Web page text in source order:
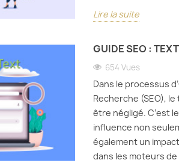
1342 vues
des indicateurs importants
pour mesurer l'hébergement
VPS/serveurs dédiés. Bien
que...
Lire la suite
web,
Lire la
Lire la suite
GUIDE SEO :
654 Vues
Dans le processus
Recherche (SEO),
être négligé. C’est
influence non
également un
dans les moteurs